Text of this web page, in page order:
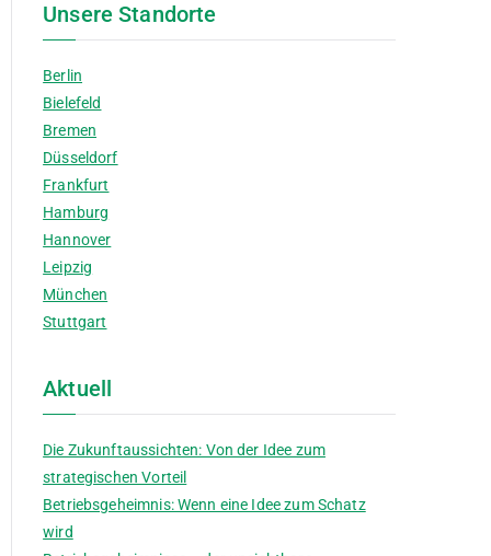
Unsere Standorte
Berlin
Bielefeld
Bremen
Düsseldorf
Frankfurt
Hamburg
Hannover
Leipzig
München
Stuttgart
Aktuell
Die Zukunftaussichten: Von der Idee zum
strategischen Vorteil
Betriebsgeheimnis: Wenn eine Idee zum Schatz
wird